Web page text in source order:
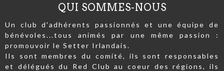
QUI SOMMES-NOUS
Un club d'adhérents passionnés et une équipe de
bénévoles...tous animés par une même passion :
promouvoir le Setter Irlandais.
Ils sont membres du comité, ils sont responsables
et délégués du Red Club au coeur des régions, ils